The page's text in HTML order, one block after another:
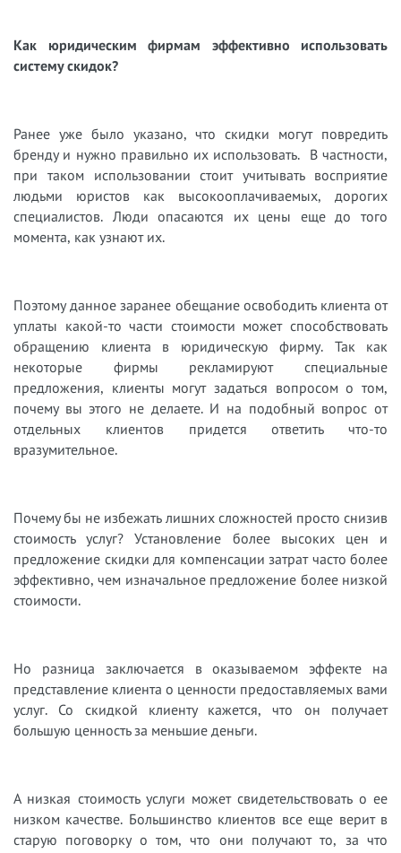
Как юридическим фирмам эффективно использовать
систему скидок?
Ранее уже было указано, что скидки могут повредить
бренду и нужно правильно их использовать. В частности,
при таком использовании стоит учитывать восприятие
людьми юристов как высокооплачиваемых, дорогих
специалистов. Люди опасаются их цены еще до того
момента, как узнают их.
Поэтому данное заранее обещание освободить клиента от
уплаты какой-то части стоимости может способствовать
обращению клиента в юридическую фирму. Так как
некоторые фирмы рекламируют специальные
предложения, клиенты могут задаться вопросом о том,
почему вы этого не делаете. И на подобный вопрос от
отдельных клиентов придется ответить что-то
вразумительное.
Почему бы не избежать лишних сложностей просто снизив
стоимость услуг? Установление более высоких цен и
предложение скидки для компенсации затрат часто более
эффективно, чем изначальное предложение более низкой
стоимости.
Но разница заключается в оказываемом эффекте на
представление клиента о ценности предоставляемых вами
услуг. Со скидкой клиенту кажется, что он получает
большую ценность за меньшие деньги.
А низкая стоимость услуги может свидетельствовать о ее
низком качестве. Большинство клиентов все еще верит в
старую поговорку о том, что они получают то, за что